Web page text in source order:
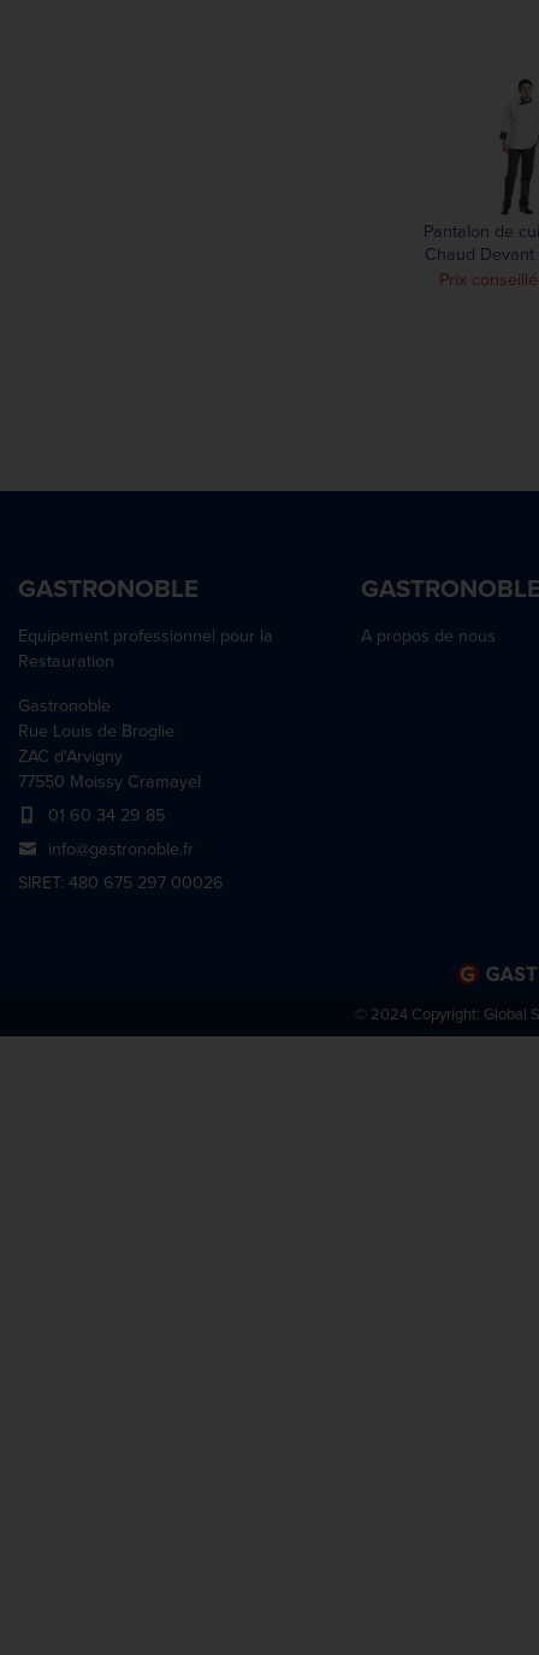
Pantalon de
Chaud
rayé noir et
Prix
GASTRONOBLE
Equipement professionnel pour la
Restauration
Gastronoble
Rue Louis de Broglie
ZAC d'Arvigny
77550 Moissy Cramayel
01 60 34 29 85
info@gastronoble.fr
SIRET: 480 675 297 00026
A propos de nous
© 2024 Copyright: Global